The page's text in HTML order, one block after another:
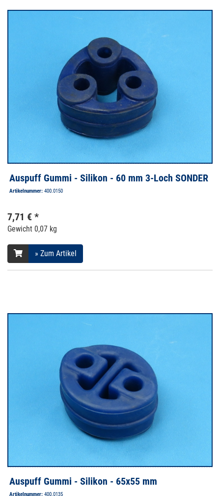
Auspuff Gummi - Silikon - 60 mm 3-Loch SONDER
Artikelnummer: 400.0150
7,71 € *
Gewicht 0,07 kg
» Zum Artikel
Auspuff Gummi - Silikon - 65x55 mm
Artikelnummer: 400.0135